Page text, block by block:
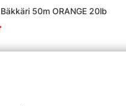
50m ORANGE 20lb